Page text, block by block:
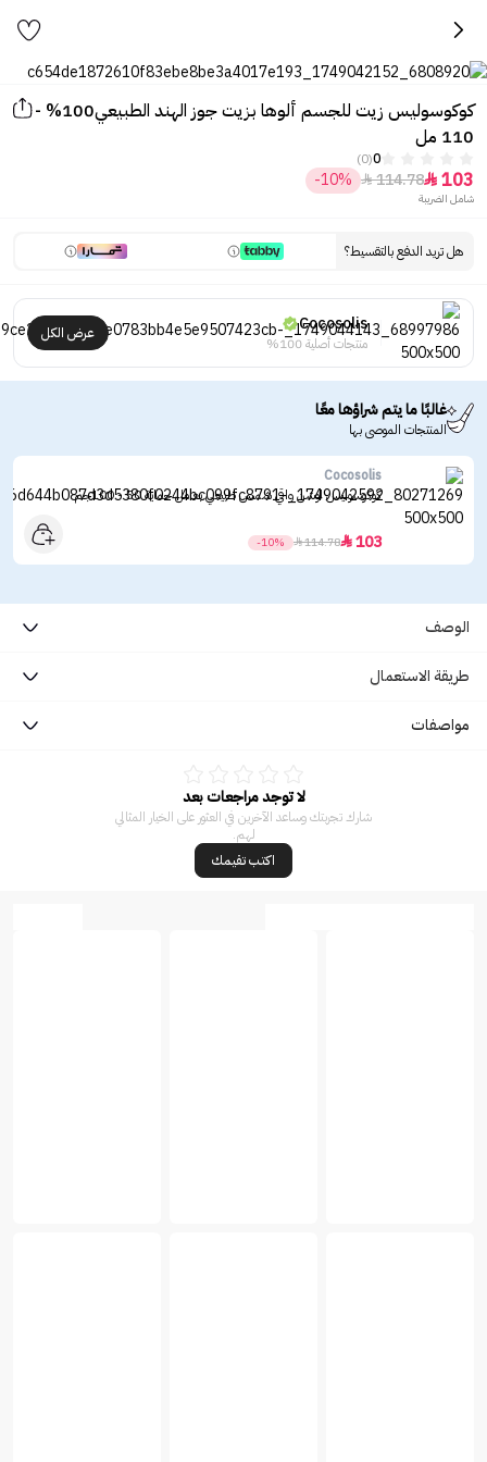
كوكوسوليس زيت للجسم ألوها بزيت جوز الهند الطبيعي100% -
110 مل
0
(0)
103

114.78

-10%
شامل الضريبة
هل تريد الدفع بالتقسيط؟
Cocosolis
منتجات أصلية 100%
عرض الكل
غالبًا ما يتم شراؤها معًا
المنتجات الموصى بها
Cocosolis
كوكوسوليس لوشن واقي شمس طبيعي بعامل حماية 50 - 100جم
103

114.78

-10%
الوصف
طريقة الاستعمال
مواصفات
لا توجد مراجعات بعد
شارك تجربتك وساعد الآخرين في العثور على الخيار المثالي
لهم.
اكتب تقيمك